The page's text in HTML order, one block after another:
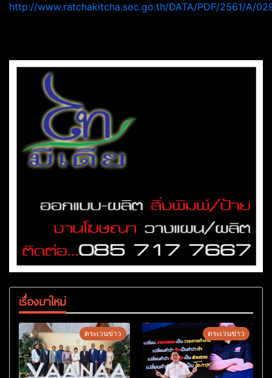
http://www.ratchakitcha.soc.go.th/DATA/PDF/2561/A/
เรื่องมาใหม่
ตระเวนข่าว ตระเวนข่าว